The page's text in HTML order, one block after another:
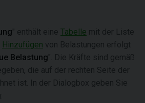
" enthält eine Tabelle mit der Liste
Hinzufügen von Belastungen erfolgt
Belastung". Die Kräfte sind gemäß
die auf der rechten Seite der
ist. In der Dialogbox geben Sie